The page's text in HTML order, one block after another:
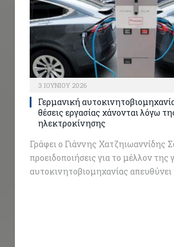
3 ΙΟΥΝΊΟΥ 2026
Γερμανική
θέσεις εργασίας χάνονται λόγω
ηλεκτροκίνησης
Γράφει ο Γιάννης Χατζηιωαννίδης
προειδοποιήσεις για το μέλλον της
αυτοκινητοβιομηχανίας απευθύνει